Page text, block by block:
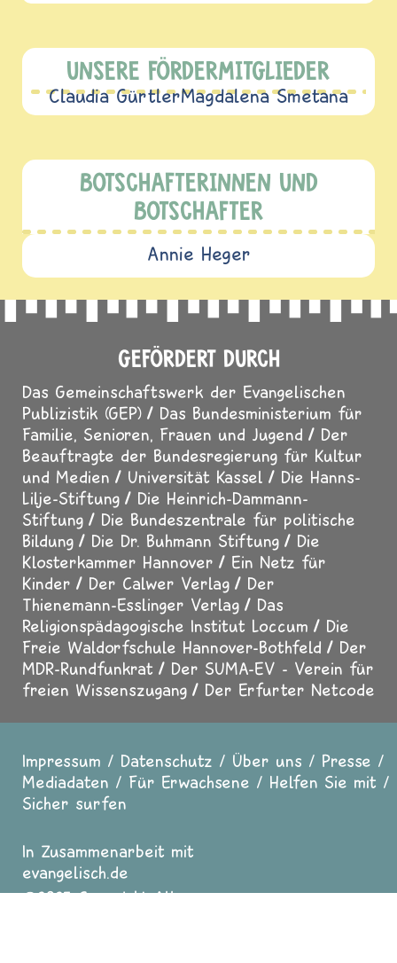
UNSERE FÖRDERMITGLIEDER
Claudia GürtlerMagdalena Smetana
BOTSCHAFTERINNEN UND
BOTSCHAFTER
Annie Heger
GEFÖRDERT DURCH
Das Gemeinschaftswerk der Evangelischen
Publizistik (GEP)
Das Bundesministerium für
Familie, Senioren, Frauen und Jugend
Der
Beauftragte der Bundesregierung für Kultur
und Medien
Universität Kassel
Die Hanns-
Lilje-Stiftung
Die Heinrich-Dammann-
Stiftung
Die Bundeszentrale für politische
Bildung
Die Dr. Buhmann Stiftung
Die
Klosterkammer Hannover
Ein Netz für
Kinder
Der Calwer Verlag
Der
Thienemann-Esslinger Verlag
Das
Religionspädagogische Institut Loccum
Die
Freie Waldorfschule Hannover-Bothfeld
Der
MDR-Rundfunkrat
Der SUMA-EV - Verein für
freien Wissenszugang
Der Erfurter Netcode
Fußzeile
Impressum Datenschutz Über uns
Presse
Mediadaten
Für Erwachsene
Helfen Sie mit
Sicher surfen
In Zusammenarbeit mit
evangelisch.de
2025 Copyright All